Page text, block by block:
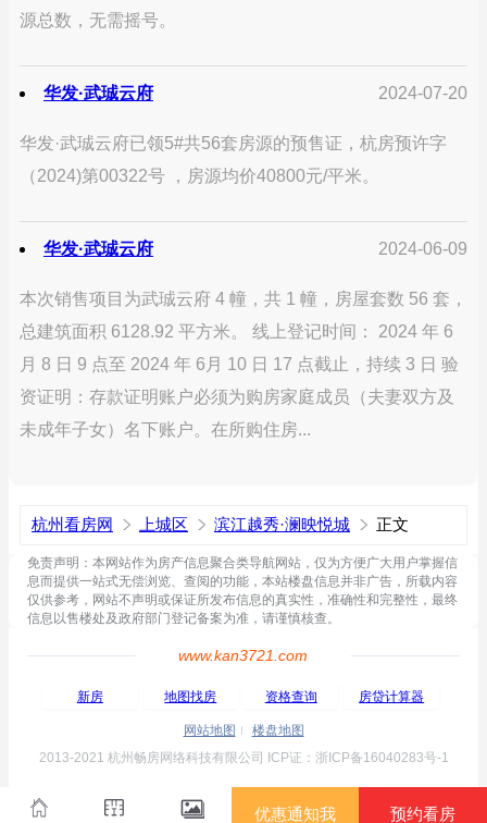
源总数，无需摇号。
华发·武珹云府 2024-07-20
华发·武珹云府已领5#共56套房源的预售证，杭房预许字
（2024)第00322号 ，房源均价40800元/平米。
华发·武珹云府 2024-06-09
本次销售项目为武珹云府 4 幢，共 1 幢，房屋套数 56 套，
总建筑面积 6128.92 平方米。 线上登记时间： 2024 年 6
月 8 日 9 点至 2024 年 6月 10 日 17 点截止，持续 3 日 验
资证明：存款证明账户必须为购房家庭成员（夫妻双方及
未成年子女）名下账户。在所购住房...
杭州看房网 上城区 滨江越秀·澜映悦城 正文
免责声明：本网站作为房产信息聚合类导航网站，仅为方便广大用户掌握信
息而提供一站式无偿浏览、查阅的功能，本站楼盘信息并非广告，所载内容
仅供参考，网站不声明或保证所发布信息的真实性，准确性和完整性，最终
信息以售楼处及政府部门登记备案为准，请谨慎核查。
www.kan3721.com
新房 地图找房 资格查询 房贷计算器
网站地图
楼盘地图
2013-2021 杭州畅房网络科技有限公司 ICP证：浙ICP备16040283号-1
优惠通知我 预约看房